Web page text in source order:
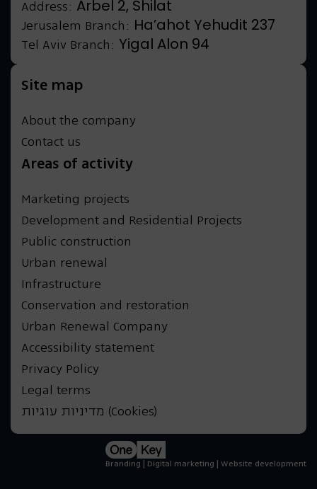
Address: Arbel 2, Shilat
Jerusalem Branch: Ha’ahot Yehudit 237
Tel Aviv Branch: Yigal Alon 94
Site map
About the company
Contact us
Areas of activity
Marketing projects
Development and Residential Projects
Public construction
Urban renewal
Infrastructure
Conservation and restoration
Urban Renewal Company
Accessibility statement
Privacy Policy
Legal terms
מדיניות עוגיות (Cookies)
Branding | Digital marketing | Website development